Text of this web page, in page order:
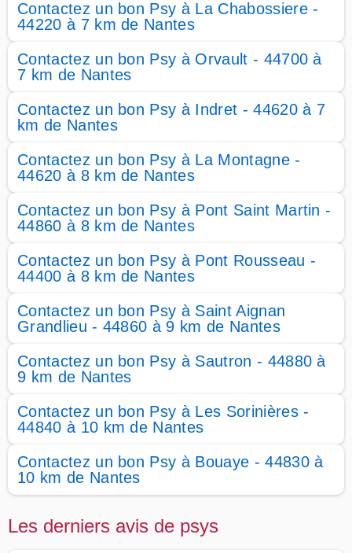
Contactez un bon Psy à La Chabossiere -
44220 à 7 km de Nantes
Contactez un bon Psy à Orvault - 44700 à
7 km de Nantes
Contactez un bon Psy à Indret - 44620 à 7
km de Nantes
Contactez un bon Psy à La Montagne -
44620 à 8 km de Nantes
Contactez un bon Psy à Pont Saint Martin -
44860 à 8 km de Nantes
Contactez un bon Psy à Pont Rousseau -
44400 à 8 km de Nantes
Contactez un bon Psy à Saint Aignan
Grandlieu - 44860 à 9 km de Nantes
Contactez un bon Psy à Sautron - 44880 à
9 km de Nantes
Contactez un bon Psy à Les Sorinières -
44840 à 10 km de Nantes
Contactez un bon Psy à Bouaye - 44830 à
10 km de Nantes
Les derniers avis de psys